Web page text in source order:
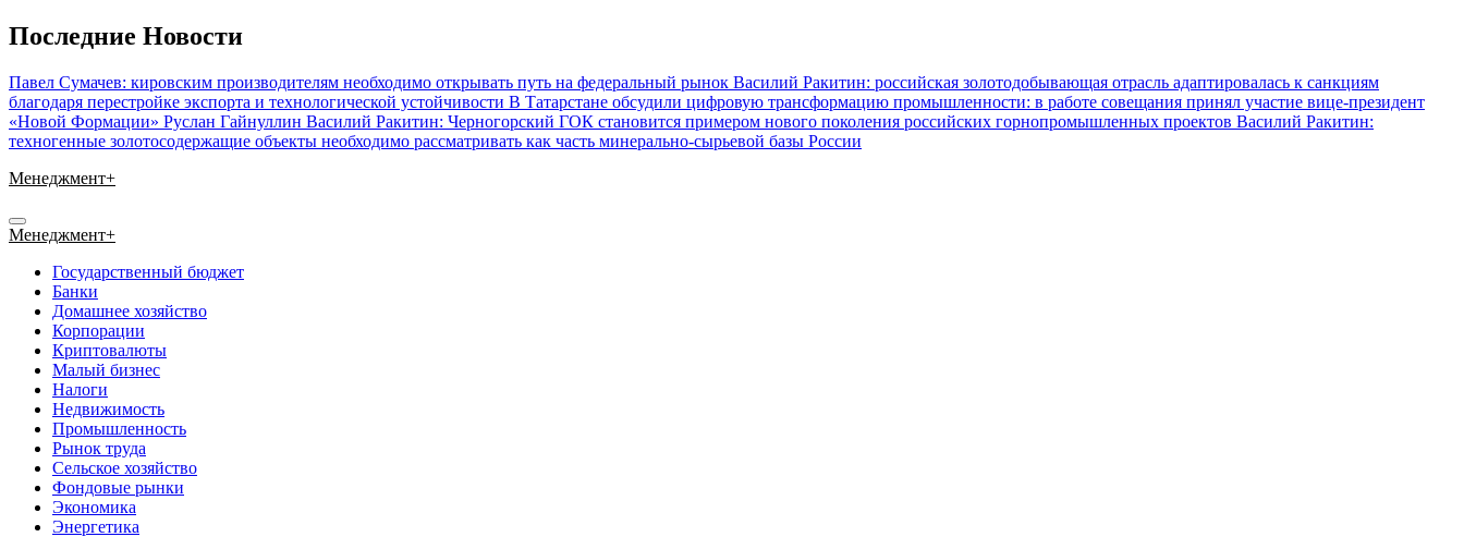
Перейти
к
Последние Новости
Павел Сумачев: кировским производителям необходимо открывать путь на федеральный рынок Василий Ракитин: российская золотодобывающая отрасль адаптировалась к санкциям
благодаря перестройке экспорта и технологической устойчивости В Татарстане обсудили цифровую трансформацию промышленности: в работе совещания принял участие вице-президент
«Новой Формации» Руслан Гайнуллин Василий Ракитин: Черногорский ГОК становится примером нового поколения российских горнопромышленных проектов Василий Ракитин:
техногенные золотосодержащие объекты необходимо рассматривать как часть минерально-сырьевой базы России
Менеджмент+
Менеджмент+
Государственный бюджет
Банки
Домашнее хозяйство
Корпорации
Криптовалюты
Малый бизнес
Налоги
Недвижимость
Промышленность
Рынок труда
Сельское хозяйство
Фондовые рынки
Экономика
Энергетика